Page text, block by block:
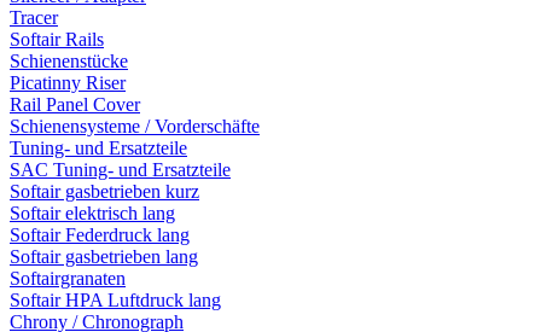
Tracer
Softair Rails
Schienenstücke
Picatinny Riser
Rail Panel Cover
Schienensysteme / Vorderschäfte
Tuning- und Ersatzteile
SAC Tuning- und Ersatzteile
Softair gasbetrieben kurz
Softair elektrisch lang
Softair Federdruck lang
Softair gasbetrieben lang
Softairgranaten
Softair HPA Luftdruck lang
Chrony / Chronograph